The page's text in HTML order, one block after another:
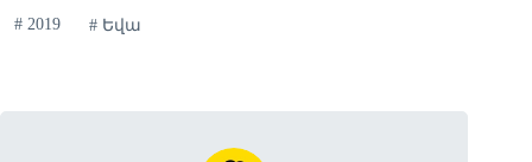
#2019 #Եվա